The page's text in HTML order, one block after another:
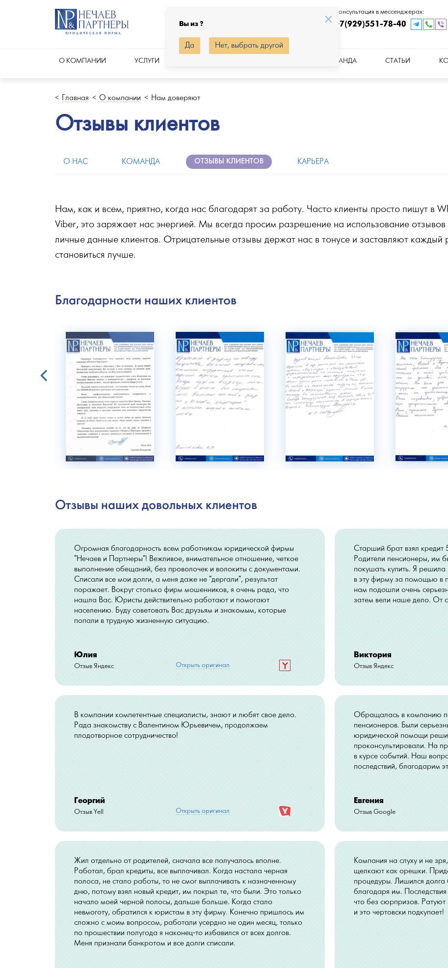
Вы из ? ×
Да Нет, выбрать другой
+7 (499) 390-37-78
Консультация в мессенджерах:
+7(929)551-78-40
О КОМПАНИИ УСЛУГИ КОМАНДА СТАТЬИ
Главная О компании Нам доверяют
Отзывы клиентов
О НАС КОМАНДА ОТЗЫВЫ КЛИЕНТОВ КАРЬЕРА
Нам, как и всем, приятно, когда нас благодарят за работу. Часто клиенты просто пишут в
Viber, это заряжает нас энергией. Мы всегда просим разрешение на использование
личные данные клиентов. Отрицательные отзывы держат нас в тонусе и заставляют каждый
становиться лучше.
Благодарности наших клиентов
Отзывы наших довольных клиентов
Огромная благодарность всем работникам юридической фирмы
"Нечаев и Партнеры"! Вежливое, внимательное отношение, четкое
выполнение обещаний, без проволочек и волокиты с документами.
Списали все мои долги, а меня даже не "дергали", результат
поражает. Вокруг столько фирм мошенников, я очень рада, что
нашла Вас. Юристы действительно работают и помогают
населению. Буду советовать Вас друзьям и знакомым, которые
попали в трудную жизненную ситуацию.
Юлия
Отзыв Яндекс Открыть оригинал
Старший брат взял кредит
Родители пенсионеры, им
покушать купить. Я решила
в эту фирму за помощью в
нам подошли очень
затем вели наше дело. От
Виктория
Отзыв Яндекс
В компании компетентные специалисты, знают и любят свое дело.
Рада знакомству с Валентином Юрьевичем, продолжаем
плодотворное сотрудничество!
Георгий
Отзыв Yell Открыть оригинал
Обращалась в компанию
пенсионеров. Были
юридической помощи
проконсультировали. На
в курсе событий. Наш
последствий, благодарим
Евгения
Отзыв Google
Жил отдельно от родителей, сначала все получалось вполне.
Работал, брал кредиты, все выплачивал. Когда настала черная
полоса, не стало работы, то не смог выплачивать к назначенному
дню, потому взял новый кредит, им покрыл те, что были. Это только
начало моей черной полосы, дальше больше. Когда стало
невмоготу, обратился к юристам в эту фирму. Конечно пришлось им
сложно с моим вопросом, работали усердно не один месяц, только
по прошествии полугода я наконец-то избавился от всех долгов.
Меня признали банкротом и все долги списали.
Компания на слуху и не
щелкают как орешки.
процедуры. Лишился
благодаря им. Последствия
что без сюрпризов.
и это чертовски подкупает!